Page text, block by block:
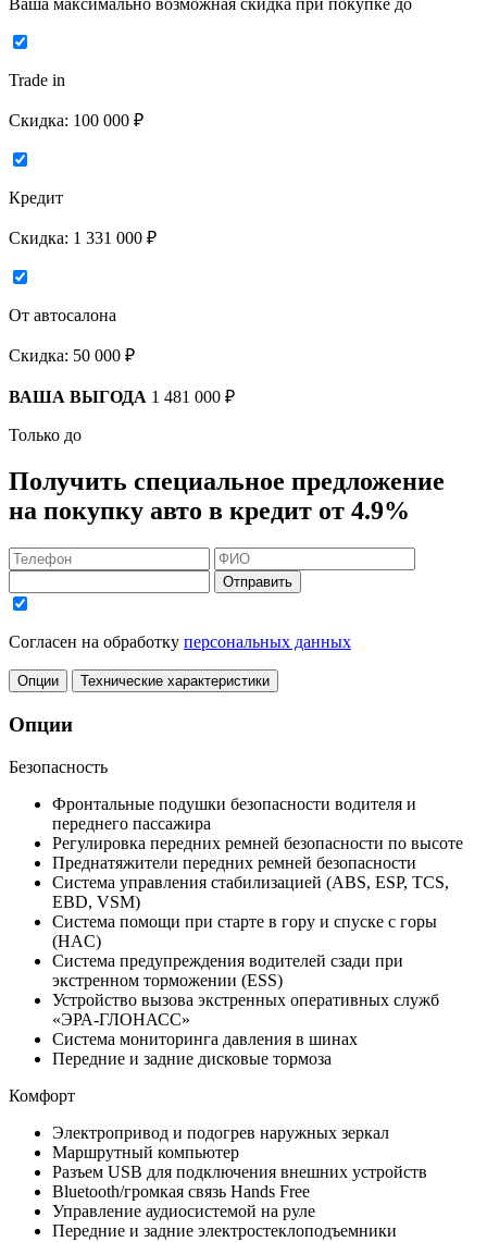
Ваша максимально возможная скидка при покупке до
Trade in
Скидка: 100 000 ₽
Кредит
Скидка: 1 331 000 ₽
От автосалона
Скидка: 50 000 ₽
ВАША ВЫГОДА 1 481 000 ₽
Только до
Получить специальное предложение
на покупку авто в кредит от 4.9%
Отправить
Согласен на обработку персональных данных
Опции Технические характеристики
Опции
Безопасность
Фронтальные подушки безопасности водителя и
переднего пассажира
Регулировка передних ремней безопасности по высоте
Преднатяжители передних ремней безопасности
Система управления стабилизацией (ABS, ESP, TCS,
EBD, VSM)
Система помощи при старте в гору и спуске с горы
(HAC)
Система предупреждения водителей сзади при
экстренном торможении (ESS)
Устройство вызова экстренных оперативных служб
«ЭРА-ГЛОНАСС»
Система мониторинга давления в шинах
Передние и задние дисковые тормоза
Комфорт
Электропривод и подогрев наружных зеркал
Маршрутный компьютер
Разъем USB для подключения внешних устройств
Bluetooth/громкая связь Hands Free
Управление аудиосистемой на руле
Передние и задние электростеклоподъемники